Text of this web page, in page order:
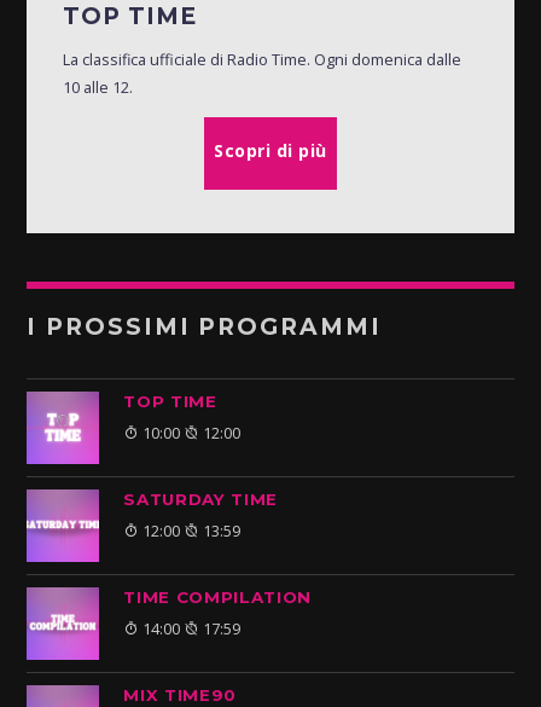
TOP TIME
La classifica ufficiale di Radio Time. Ogni domenica dalle
10 alle 12.
Scopri di più
I PROSSIMI PROGRAMMI
TOP TIME
10:00 12:00
SATURDAY TIME
12:00 13:59
TIME COMPILATION
14:00 17:59
MIX TIME90